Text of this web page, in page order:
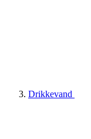
Drikkevand